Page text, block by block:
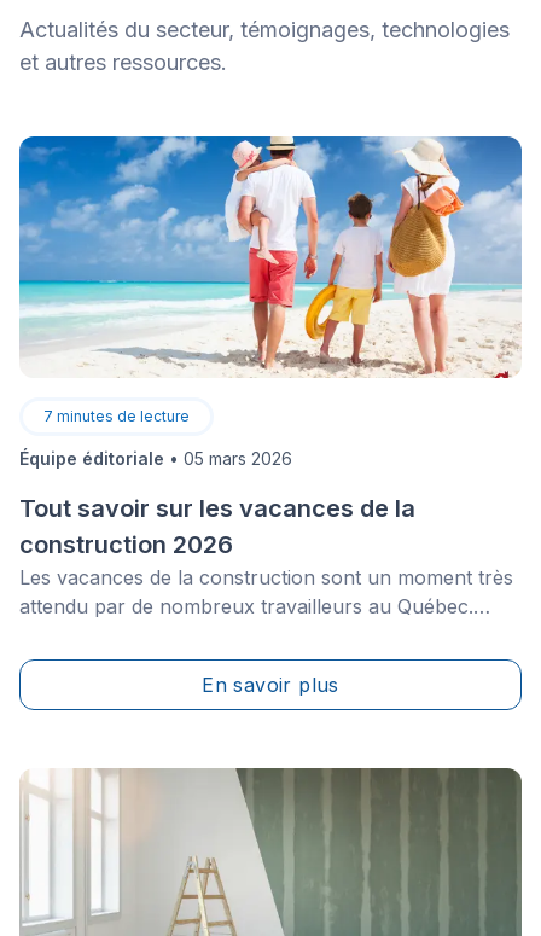
Actualités du secteur, témoignages, technologies
et autres ressources.
7 minutes de lecture
Équipe éditoriale • 05 mars 2026
Tout savoir sur les vacances de la
construction 2026
Les vacances de la construction sont un moment très
attendu par de nombreux travailleurs au Québec.
vacances construction ou vacances de construction)
permet à des milliers de professionnels de l’industrie
de l’été.
En savoir plus